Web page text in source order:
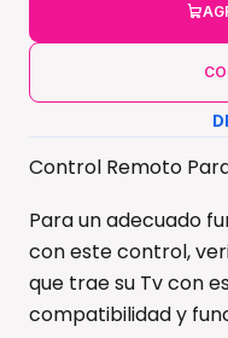
Control Remoto
Para un adecuado
con este control,
que trae su Tv con
compatibilidad y